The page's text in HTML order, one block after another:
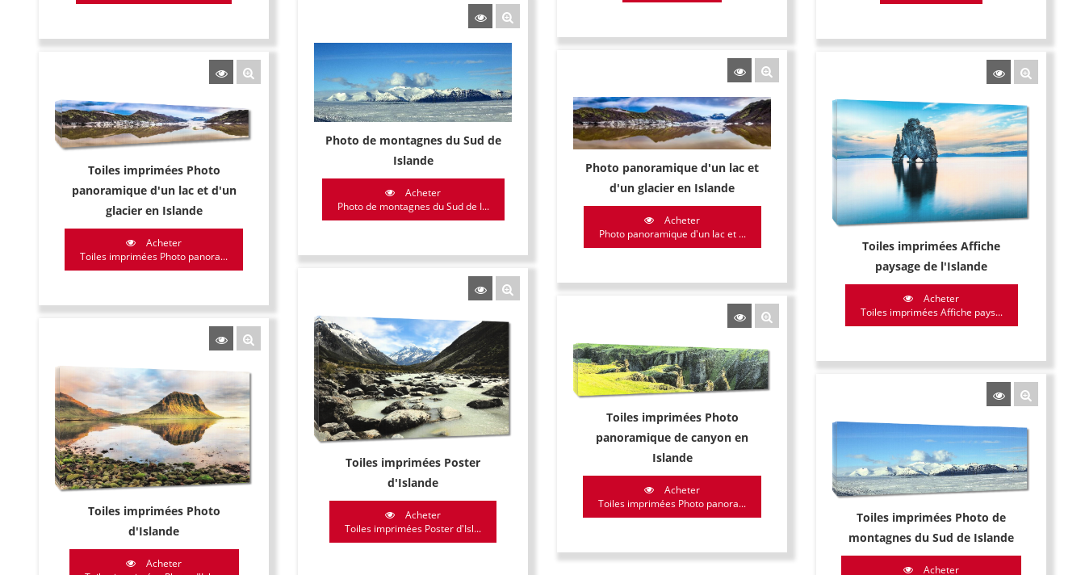
Photo de montagnes du Sud de
Islande
Acheter
Photo de montagnes du Sud de I...
Photo panoramique d'un lac et
d'un glacier en Islande
Acheter
Photo panoramique d'un lac et ...
Toiles imprimées Photo
panoramique d'un lac et d'un
glacier en Islande
Acheter
Toiles imprimées Photo panora...
Toiles imprimées Affiche
paysage de l'Islande
Acheter
Toiles imprimées Affiche pays...
Toiles imprimées Poster
d'Islande
Acheter
Toiles imprimées Poster d'Isl...
Toiles imprimées Photo
panoramique de canyon en
Islande
Acheter
Toiles imprimées Photo panora...
Toiles imprimées Photo
d'Islande
Acheter
Toiles imprimées Photo de
montagnes du Sud de Islande
Acheter